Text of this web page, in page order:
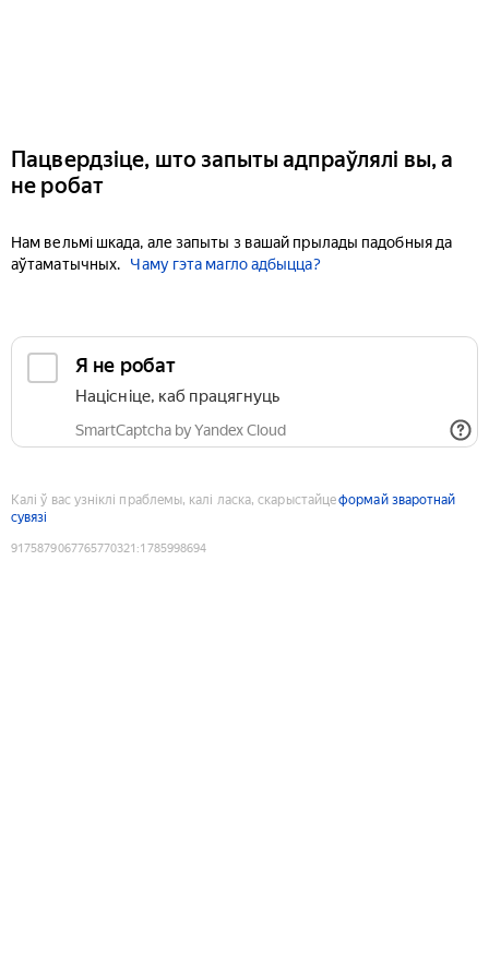
Пацвердзіце, што запыты адпраўлялі вы, а
не робат
Нам вельмі шкада, але запыты з вашай прылады падобныя да
аўтаматычных.
Чаму гэта магло адбыцца?
Я не робат
Націсніце, каб працягнуць
SmartCaptcha by Yandex Cloud
Калі ў вас узніклі праблемы, калі ласка, скарыстайцеформай зваротнай
сувязі
9175879067765770321 :1785998694